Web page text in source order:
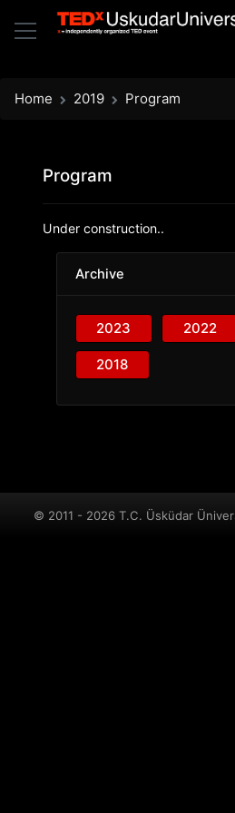
Home 2019 Program
Program
Under construction..
Archive
2023 2022
2018
© 2011 - 2026 T.C. Üsküdar